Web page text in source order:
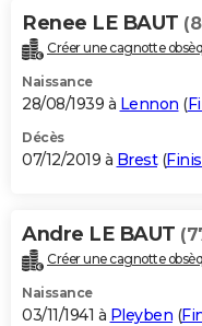
Renee LE BAUT
Créer une cagnotte
Naissance
28/08/1939 à Lennon (
Décès
07/12/2019 à Brest(
Andre LE BAUT
Créer une cagnotte
Naissance
03/11/1941 à Pleyben (